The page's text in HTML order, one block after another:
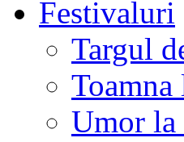
Festivaluri
Targul
Toamna
Umor